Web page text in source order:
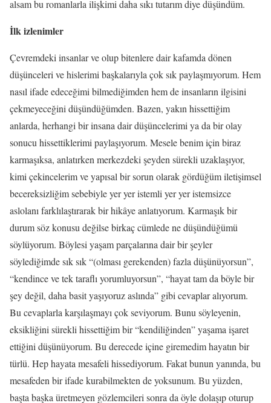
alsam bu romanlarla ilişkimi daha sıkı tutarım diye düşündüm.
İlk izlenimler
Çevremdeki insanlar ve olup bitenlere dair kafamda dönen
düşünceleri ve hislerimi başkalarıyla çok sık paylaşmıyorum. Hem
nasıl ifade edeceğimi bilmediğimden hem de insanların ilgisini
çekmeyeceğini düşündüğümden. Bazen, yakın hissettiğim
anlarda, herhangi bir insana dair düşüncelerimi ya da bir olay
sonucu hissettiklerimi paylaşıyorum. Mesele benim için biraz
karmaşıksa, anlatırken merkezdeki şeyden sürekli uzaklaşıyor,
kimi çekincelerim ve yapısal bir sorun olarak gördüğüm iletişimsel
becereksizliğim sebebiyle yer yer istemli yer yer istemsizce
aslolanı farklılaştırarak bir hikâye anlatıyorum. Karmaşık bir
durum söz konusu değilse birkaç cümlede ne düşündüğümü
söylüyorum. Böylesi yaşam parçalarına dair bir şeyler
söylediğimde sık sık “(olması gerekenden) fazla düşünüyorsun”,
“kendince ve tek taraflı yorumluyorsun”, “hayat tam da böyle bir
şey değil, daha basit yaşıyoruz aslında” gibi cevaplar alıyorum.
Bu cevaplarla karşılaşmayı çok seviyorum. Bunu söyleyenin,
eksikliğini sürekli hissettiğim bir “kendiliğinden” yaşama işaret
ettiğini düşünüyorum. Bu derecede içine giremedim hayatın bir
türlü. Hep hayata mesafeli hissediyorum. Fakat bunun yanında, bu
mesafeden bir ifade kurabilmekten de yoksunum. Bu yüzden,
başta başka üretmeyen gözlemcileri sonra da öyle dolaşıp oturup